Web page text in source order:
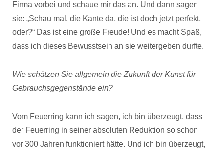
Firma vorbei und schaue mir das an. Und dann sagen
sie: „Schau mal, die Kante da, die ist doch jetzt perfekt,
oder?“ Das ist eine große Freude! Und es macht Spaß,
dass ich dieses Bewusstsein an sie weitergeben durfte.
Wie schätzen Sie allgemein die Zukunft der Kunst für
Gebrauchsgegenstände ein?
Vom Feuerring kann ich sagen, ich bin überzeugt, dass
der Feuerring in seiner absoluten Reduktion so schon
vor 300 Jahren funktioniert hätte. Und ich bin überzeugt,